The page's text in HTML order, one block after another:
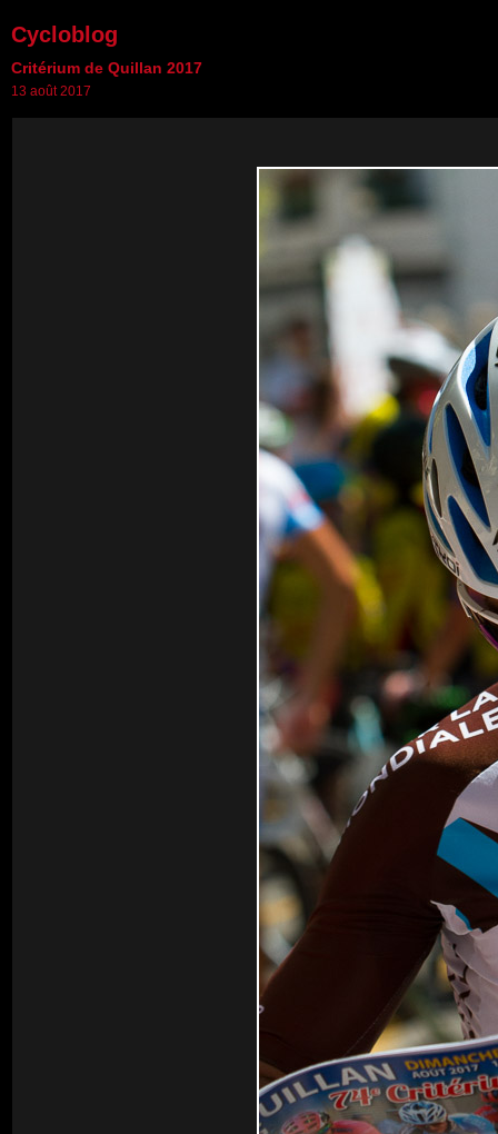
Cycloblog
Critérium de Quillan 2017
13 août 2017